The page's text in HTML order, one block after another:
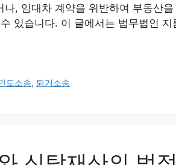
, 임대차 계약을 위반하여 부동산을
있습니다. 이 글에서는 법무법인 지
도소송, 퇴거소송